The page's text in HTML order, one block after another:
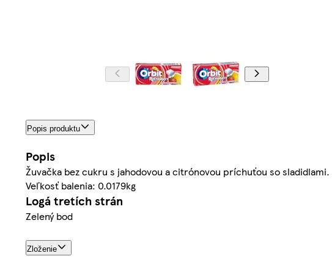
Popis produktu
Popis
Žuvačka bez cukru s jahodovou a citrónovou príchuťou so sladidlami.
Veľkosť balenia: 0.0179kg
Logá tretích strán
Zelený bod
Zloženie